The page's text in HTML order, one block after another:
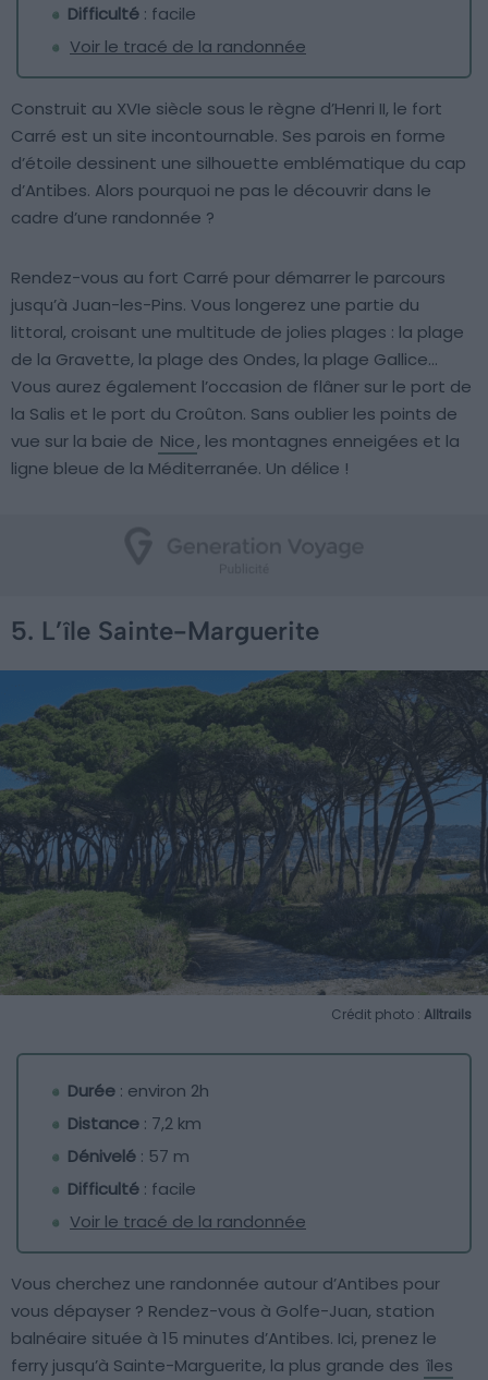
Difficulté : facile
Voir le tracé de la randonnée
Construit au XVIe siècle sous le règne d’Henri II, le fort
Carré est un site incontournable. Ses parois en forme
d’étoile dessinent une silhouette emblématique du cap
d’Antibes. Alors pourquoi ne pas le découvrir dans le
cadre d’une randonnée ?
Rendez-vous au fort Carré pour démarrer le parcours
jusqu’à Juan-les-Pins. Vous longerez une partie du
littoral, croisant une multitude de jolies plages : la plage
de la Gravette, la plage des Ondes, la plage Gallice…
Vous aurez également l’occasion de flâner sur le port de
la Salis et le port du Croûton. Sans oublier les points de
vue sur la baie de Nice, les montagnes enneigées et la
ligne bleue de la Méditerranée. Un délice !
5. L’île Sainte-Marguerite
Crédit photo : Alltrails
Durée : environ 2h
Distance : 7,2 km
Dénivelé : 57 m
Difficulté : facile
Voir le tracé de la randonnée
Vous cherchez une randonnée autour d’Antibes pour
vous dépayser ? Rendez-vous à Golfe-Juan, station
balnéaire située à 15 minutes d’Antibes. Ici, prenez le
ferry jusqu’à Sainte-Marguerite, la plus grande des îles